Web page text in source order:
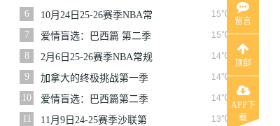
6
15℃
10月24日25-26赛季NBA常
规赛掘金VS勇士
7 15℃
爱情盲选：巴西篇 第二季
8
14℃
2月6日25-26赛季NBA常规
赛篮网VS魔术
9 14℃
加拿大的终极挑战第一季
10
14℃
爱情盲选：巴西篇第二季
11
13℃
11月9日24-25赛季沙联第
留言
顶部
APP下
载